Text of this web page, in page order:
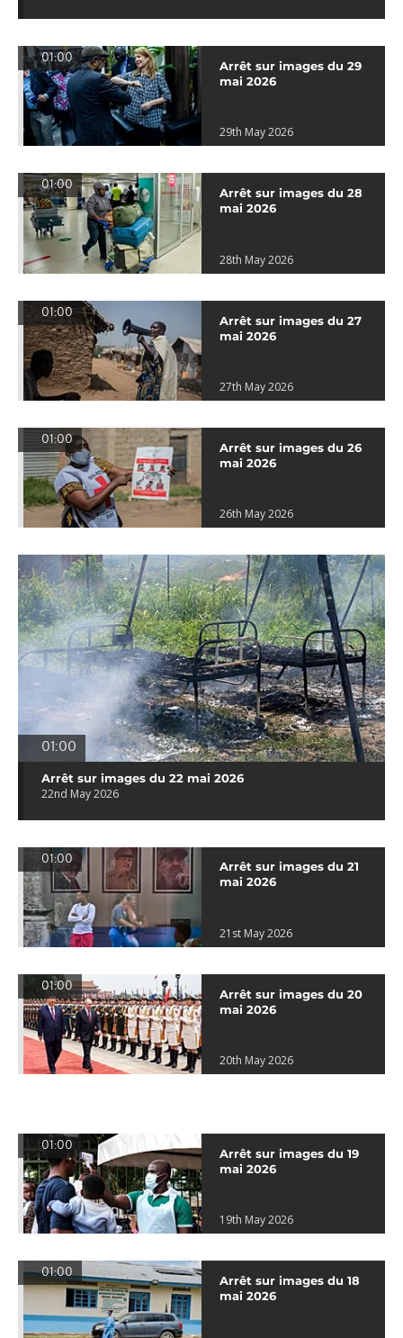
01:00
Arrêt sur images du 29
mai 2026
29th May 2026
01:00
Arrêt sur images du 28
mai 2026
28th May 2026
01:00
Arrêt sur images du 27
mai 2026
27th May 2026
01:00
Arrêt sur images du 26
mai 2026
26th May 2026
01:00
Arrêt sur images du 22 mai 2026
22nd May 2026
01:00
Arrêt sur images du 21
mai 2026
21st May 2026
01:00
Arrêt sur images du 20
mai 2026
20th May 2026
01:00
Arrêt sur images du 19
mai 2026
19th May 2026
01:00
Arrêt sur images du 18
mai 2026